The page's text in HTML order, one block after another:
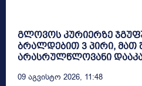
გლოვოს კურიერზე
ბრალდებით 3 პირი, მათ
არასრულწლოვანი
09 Აგვისტო 2026, 11:48